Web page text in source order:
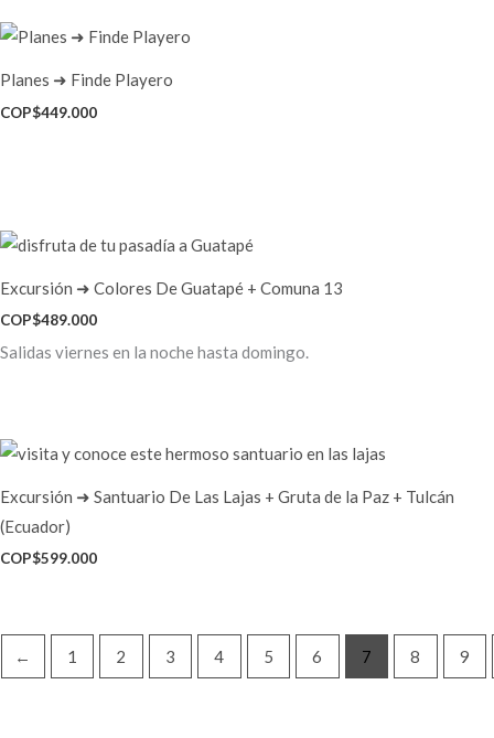
Planes ➜ Finde Playero
COP$449.000
Excursión ➜ Colores De Guatapé + Comuna 13
COP$489.000
Salidas viernes en la noche hasta domingo.
Excursión ➜ Santuario De Las Lajas + Gruta de la Paz + Tulcán
(Ecuador)
COP$599.000
← 1 2 3 4 5 6 7 8 9